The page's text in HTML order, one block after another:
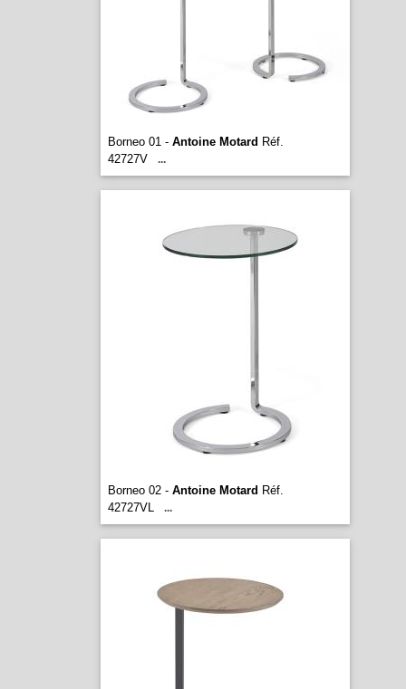
Borneo 01 - Antoine Motard Réf.
42727V
...
Borneo 02 - Antoine Motard Réf.
42727VL
...